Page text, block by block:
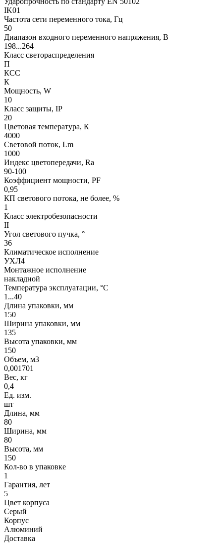
IK01
Частота сети переменного тока, Гц
50
Диапазон входного переменного напряжения, В
198...264
Класс светораспределения
П
КСС
К
Мощность, W
10
Класс защиты, IP
20
Цветовая температура, К
4000
Световой поток, Lm
1000
Индекс цветопередачи, Ra
90-100
Коэффициент мощности, PF
0,95
КП светового потока, не более, %
1
Класс электробезопасности
II
Угол светового пучка, °
36
Климатическое исполнение
УХЛ4
Монтажное исполнение
накладной
Температура эксплуатации, °С
1...40
Длина упаковки, мм
150
Ширина упаковки, мм
135
Высота упаковки, мм
150
Объем, м3
0,001701
Вес, кг
0,4
Ед. изм.
шт
Длина, мм
80
Ширина, мм
80
Высота, мм
150
Кол-во в упаковке
1
Гарантия, лет
5
Цвет корпуса
Серый
Корпус
Алюминий
Доставка